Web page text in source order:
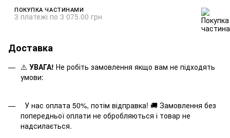
ПОКУПКА ЧАСТИНАМИ
3 платежі по 3 075.00 грн
Доставка
⚠️ УВАГА! Не робіть замовлення якщо вам не підходять
умови:
У нас оплата 50%, потім відправка! 🚚 Замовлення без
попередньої оплати не обробляються і товар не
надсилається.